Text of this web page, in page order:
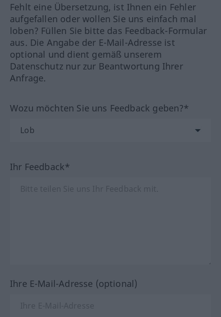
Fehlt eine Übersetzung, ist Ihnen ein Fehler
aufgefallen oder wollen Sie uns einfach mal
loben? Füllen Sie bitte das Feedback-Formular
aus. Die Angabe der E-Mail-Adresse ist
optional und dient gemäß unserem
Datenschutz nur zur Beantwortung Ihrer
Anfrage.
Wozu möchten Sie uns Feedback geben?*
Ihr Feedback*
Ihre E-Mail-Adresse (optional)